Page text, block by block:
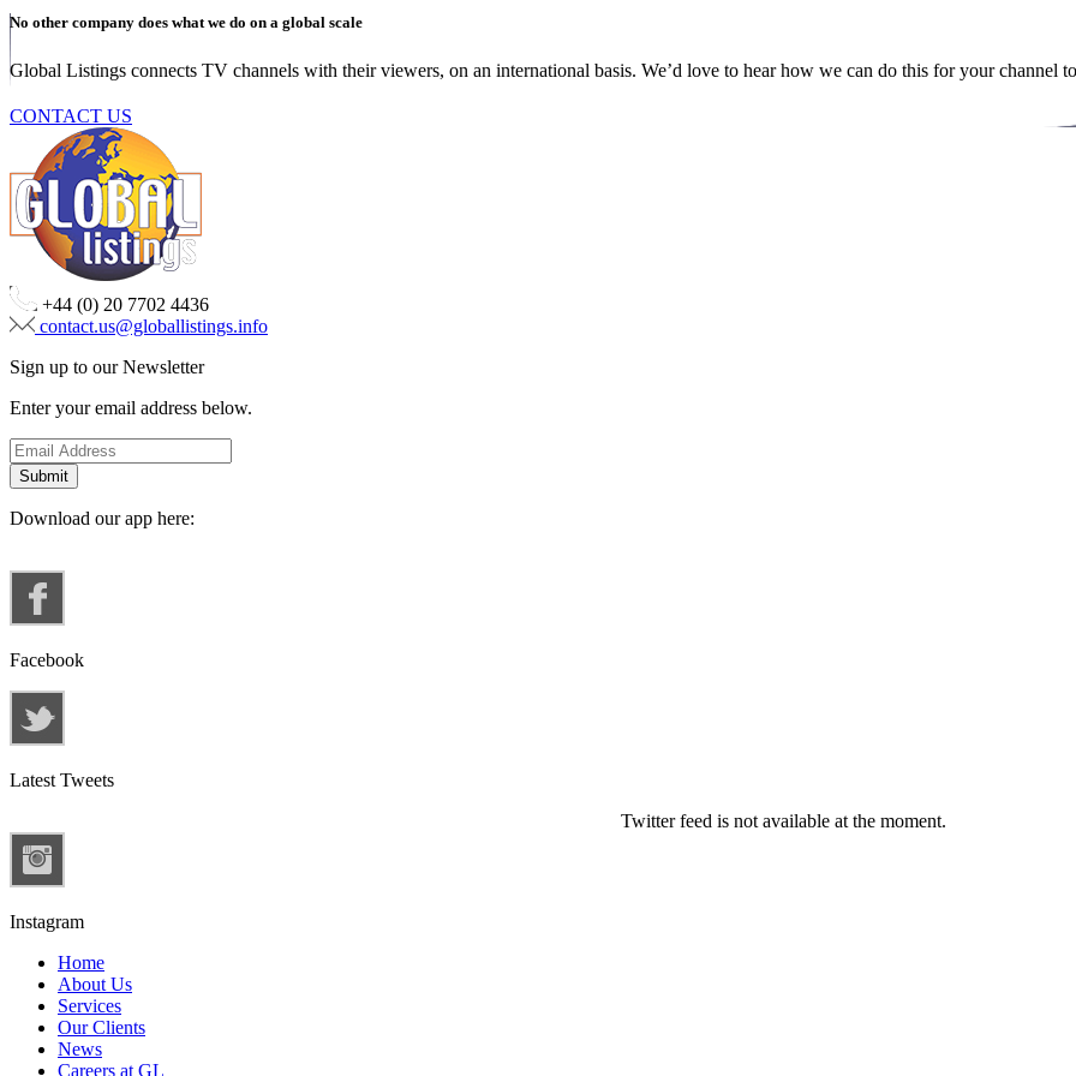
No other company does what we do on a global scale
Global Listings connects TV channels with their viewers, on an international basis. We’d love to hear how we can do this for your channel
CONTACT US
+44 (0) 20 7702 4436
contact.us@globallistings.info
Sign up to our Newsletter
Enter your email address below.
Download our app here:
Facebook
Latest Tweets
Twitter feed is not available at the moment.
Instagram
Home
About Us
Services
Our Clients
News
Careers at GL